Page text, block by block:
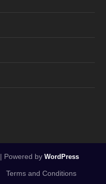
| Powered by WordPress
Terms and Conditions